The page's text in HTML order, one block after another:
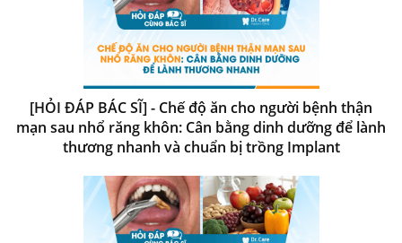
[HỎI ĐÁP BÁC SĨ] - Chế độ ăn cho người bệnh thận
mạn sau nhổ răng khôn: Cân bằng dinh dưỡng để lành
thương nhanh và chuẩn bị trồng Implant